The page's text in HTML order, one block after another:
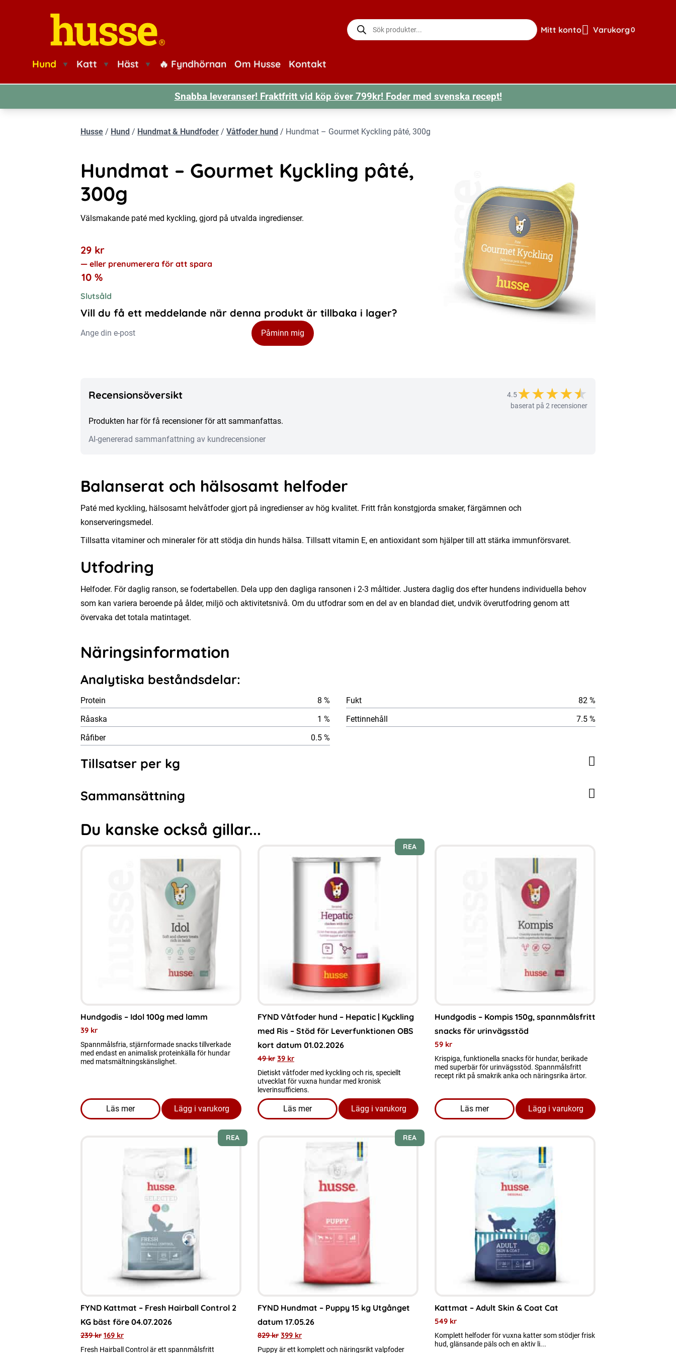
Husse logotyp
Produktsökning
Gå till sidan för mitt konto
Mitt konto
Visa din
Varukorg0
Hund Katt Häst 🔥 Fyndhörnan Om Husse Kontakt
Snabba leveranser! Fraktfritt vid köp över 799kr! Foder med svenska recept!
Husse / Hund / Hundmat & Hundfoder / Våtfoder hund / Hundmat – Gourmet Kyckling pâté, 300g
Hundmat – Gourmet Kyckling pâté,
300g
Välsmakande paté med kyckling, gjord på utvalda ingredienser.
29 kr
— eller prenumerera för att spara
10 %
Slutsåld
Vill du få ett meddelande när denna produkt är tillbaka i lager?
Påminn mig
Recensionsöversikt 4.5★★★★★
★
baserat på 2 recensioner
Produkten har för få recensioner för att sammanfattas.
AI-genererad sammanfattning av kundrecensioner
Balanserat och hälsosamt helfoder
Paté med kyckling, hälsosamt helvåtfoder gjort på ingredienser av hög kvalitet. Fritt från konstgjorda smaker, färgämnen och
konserveringsmedel.
Tillsatta vitaminer och mineraler för att stödja din hunds hälsa. Tillsatt vitamin E, en antioxidant som hjälper till att stärka immunförsvaret.
Utfodring
Helfoder. För daglig ranson, se fodertabellen. Dela upp den dagliga ransonen i 2-3 måltider. Justera daglig dos efter hundens individuella behov
som kan variera beroende på ålder, miljö och aktivitetsnivå. Om du utfodrar som en del av en blandad diet, undvik överutfodring genom att
övervaka det totala matintaget.
Näringsinformation
Analytiska beståndsdelar:
Protein 8 % Fukt
82 %
Råaska
1 % Fettinnehåll
7.5 %
Råfiber
0.5 %
Tillsatser per kg
Sammansättning
Du kanske också gillar...
Hundgodis – Idol 100g med lamm
39 kr
Spannmålsfria, stjärnformade snacks tillverkade
med endast en animalisk proteinkälla för hundar
med matsmältningskänslighet.
Läs mer
om produkten Hundgodis - Idol 100g med lamm
Lägg i varukorg
REA
FYND Våtfoder hund – Hepatic | Kyckling
med Ris – Stöd för Leverfunktionen OBS
kort datum 01.02.2026
49kr 39 kr
Dietiskt våtfoder med kyckling och ris, speciellt
utvecklat för vuxna hundar med kronisk
leverinsufficiens.
Läs mer
om produkten FYND Våtfoder hund - Hepatic | Kyckling med Ris – Stöd för Leverfunktionen OBS kort
Lägg i varukorg
alternativen
produktsidan
Hundgodis – Kompis 150g, spannmålsfritt
snacks för urinvägsstöd
59 kr
Krispiga, funktionella snacks för hundar, berikade
med superbär för urinvägsstöd. Spannmålsfritt
recept rikt på smakrik anka och näringsrika ärtor.
Läs mer
om produkten Hundgodis - Kompis 150g,
Lägg i varukorg
REA
FYND Kattmat – Fresh Hairball Control 2
KG bäst före 04.07.2026
239kr 169 kr
Fresh Hairball Control är ett spannmålsfritt
REA
FYND Hundmat – Puppy 15 kg Utgånget
datum 17.05.26
829kr 399 kr
Puppy är ett komplett och näringsrikt valpfoder
Kattmat – Adult Skin & Coat Cat
549 kr
Komplett helfoder för vuxna katter som stödjer frisk
hud, glänsande päls och en aktiv li...
alternativen
produktsidan